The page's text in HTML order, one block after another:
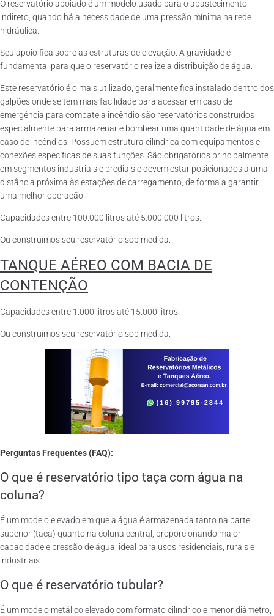
O reservatório apoiado é um modelo usado para o abastecimento
indireto, quando há a necessidade de uma pressão mínima na rede
hidráulica.
Seu apoio fica sobre as estruturas de elevação. A gravidade é
fundamental para que o reservatório realize a distribuição de água.
Este reservatório é o mais utilizado, geralmente fica instalado dentro dos
galpões onde se tem mais facilidade para acessar em caso de
emergência para combate a incêndio são reservatórios construídos
especialmente para armazenar e bombear uma quantidade de água em
caso de incêndios. Possuem estrutura cilíndrica com equipamentos e
conexões específicas de suas funções. São obrigatórios principalmente
em segmentos industriais e prediais e devem estar posicionados a uma
distância próxima às estações de carregamento, de forma a garantir
uma melhor operação.
Capacidades entre 100.000 litros até 5.000.000 litros.
Ou construímos seu reservatório sob medida.
TANQUE AÉREO COM BACIA DE
CONTENÇÃO
Capacidades entre 1.000 litros até 15.000 litros.
Ou construímos seu reservatório sob medida.
Perguntas Frequentes (FAQ):
O que é reservatório tipo taça com água na
coluna?
É um modelo elevado em que a água é armazenada tanto na parte
superior (taça) quanto na coluna central, proporcionando maior
capacidade e pressão de água, ideal para usos residenciais, rurais e
industriais.
O que é reservatório tubular?
É um modelo metálico elevado com formato cilíndrico e menor diâmetro,